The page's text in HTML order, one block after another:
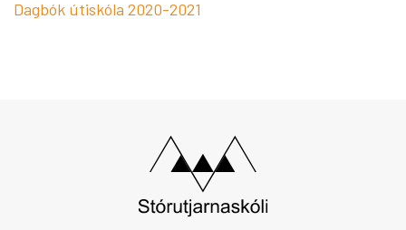
Dagbók útiskóla 2020-2021